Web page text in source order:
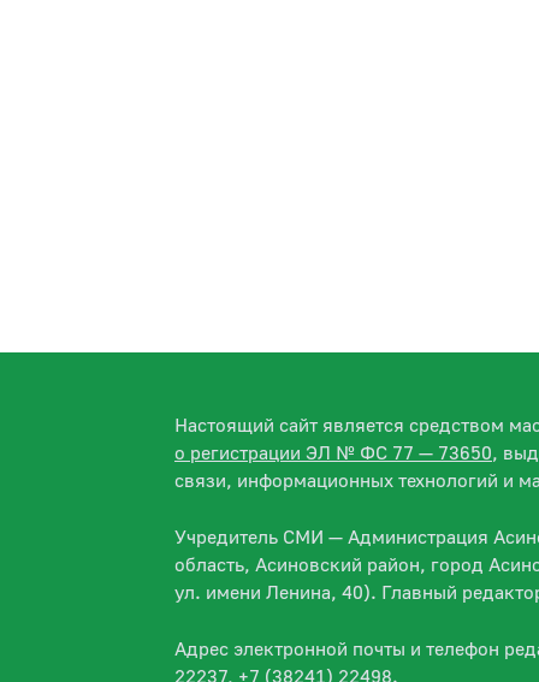
Настоящий сайт является средством
о регистрации ЭЛ № ФС 77 — 73650,
связи, информационных технологий и
Учредитель СМИ — Администрация
область, Асиновский район, город
ул. имени Ленина, 40). Главный
Адрес электронной почты и телефон
22237, +7 (38241) 22498.